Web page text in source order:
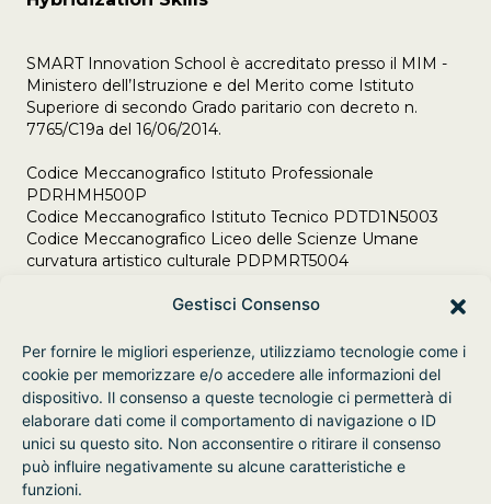
Gestisci Consenso
Per fornire le migliori esperienze, utilizziamo tecnologie come i
cookie per memorizzare e/o accedere alle informazioni del
dispositivo. Il consenso a queste tecnologie ci permetterà di
elaborare dati come il comportamento di navigazione o ID
unici su questo sito. Non acconsentire o ritirare il consenso
può influire negativamente su alcune caratteristiche e
funzioni.
SMART Innovation School è accreditato presso il MIM -
Ministero dell’Istruzione e del Merito come Istituto
Superiore di secondo Grado paritario con decreto n.
7765/C19a del 16/06/2014.
Codice Meccanografico Istituto Professionale
PDRHMH500P
Codice Meccanografico Istituto Tecnico PDTD1N5003
Codice Meccanografico Liceo delle Scienze Umane
curvatura artistico culturale PDPMRT5004